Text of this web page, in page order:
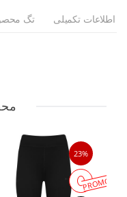
اطلاعات تکمیلی تگ
23%